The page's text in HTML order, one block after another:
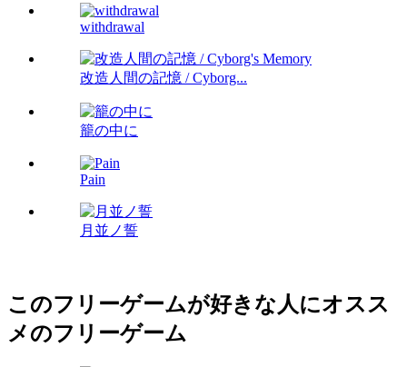
withdrawal
改造人間の記憶 / Cyborg...
籠の中に
Pain
月並ノ誓
このフリーゲームが好きな人にオスス
メのフリーゲーム